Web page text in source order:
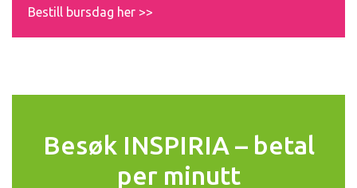
Bestill bursdag her >>
Besøk INSPIRIA – betal
per minutt